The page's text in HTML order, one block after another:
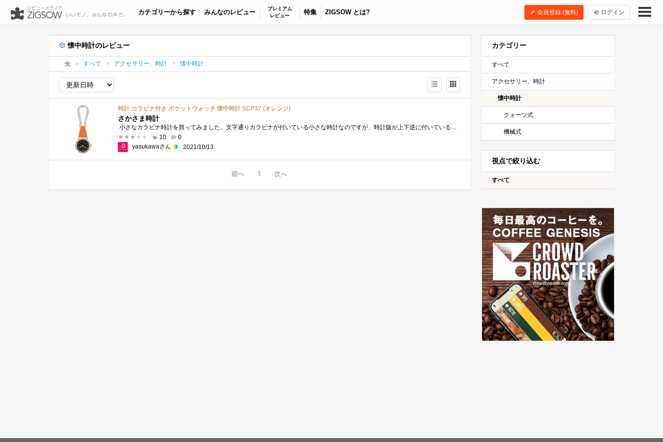
カテゴリーから探す みんなのレビュー
プレミアム
レビュー
特集 ZIGSOW とは? 会員登録 (無料) ログイン
懐中時計のレビュー
すべて アクセサリー、時計 懐中時計
時計 カラビナ付き ポケットウォッチ 懐中時計 SCP37 (オレンジ)
さかさま時計
小さなカラビナ時計を買ってみました。文字通りカラビナが付いている小さな時計なのですが、時計版が上下逆に付いているのが最大の特徴。ぶ...
10
0
yasukawaさん
2021/10/13
前へ 1 次へ
カテゴリー
すべて
アクセサリー、時計
懐中時計
クォーツ式
機械式
視点で絞り込む
すべて